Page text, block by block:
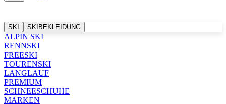
SKI SKIBEKLEIDUNG
ALPIN SKI
RENNSKI
FREESKI
TOURENSKI
LANGLAUF
PREMIUM
SCHNEESCHUHE
MARKEN